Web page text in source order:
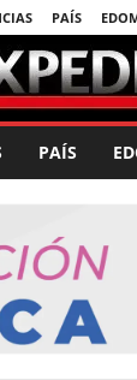
PAÍS
PAÍS